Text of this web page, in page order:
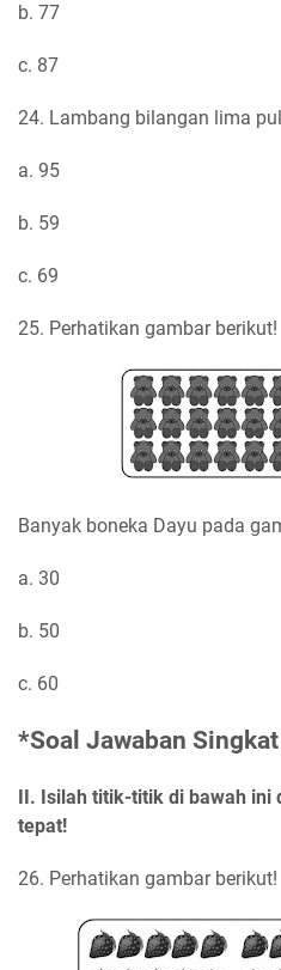
b. 77
c. 87
24. Lambang bilangan lima
a. 95
b. 59
c. 69
25. Perhatikan gambar berikut!
Banyak boneka Dayu pada
a. 30
b. 50
c. 60
*Soal Jawaban
II. Isilah titik-titik di bawah ini
tepat!
26. Perhatikan gambar berikut!